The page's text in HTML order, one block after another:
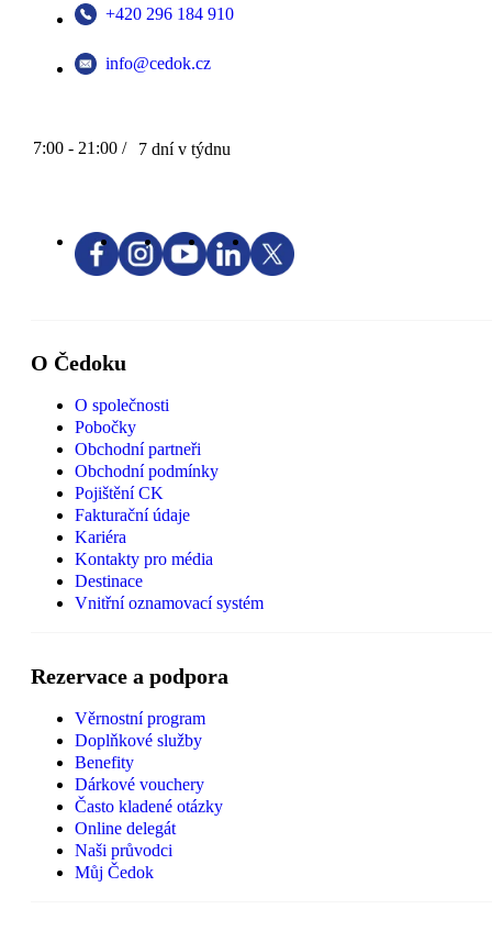
+420 296 184 910
info@cedok.cz
7:00 - 21:00 / 7 dní v týdnu
O Čedoku
O společnosti
Pobočky
Obchodní partneři
Obchodní podmínky
Pojištění CK
Fakturační údaje
Kariéra
Kontakty pro média
Destinace
Vnitřní oznamovací systém
Rezervace a podpora
Věrnostní program
Doplňkové služby
Benefity
Dárkové vouchery
Často kladené otázky
Online delegát
Naši průvodci
Můj Čedok